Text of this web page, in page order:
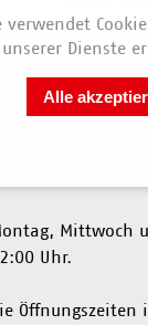
News vom
Schulte-Straße 1
Mittwoch
Uhr.
Öffnungszeiten
verwendet
Dienste
Alle